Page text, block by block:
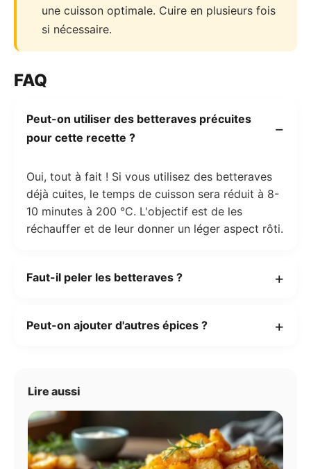
une cuisson optimale. Cuire en plusieurs fois
si nécessaire.
FAQ
Peut-on utiliser des betteraves précuites
pour cette recette ?
Oui, tout à fait ! Si vous utilisez des betteraves
déjà cuites, le temps de cuisson sera réduit à 8-
10 minutes à 200 °C. L'objectif est de les
réchauffer et de leur donner un léger aspect rôti.
Faut-il peler les betteraves ?
Peut-on ajouter d'autres épices ?
Lire aussi